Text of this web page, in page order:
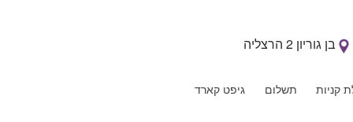
בן גוריון 2 הרצליה
קניות תשלום גיפט קארד